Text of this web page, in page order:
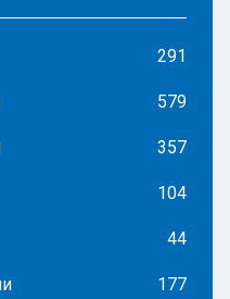
291
579
357
104
44
177